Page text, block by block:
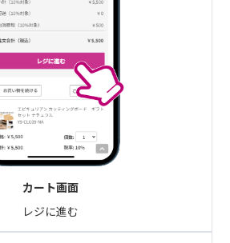
カート画面
レジに進む